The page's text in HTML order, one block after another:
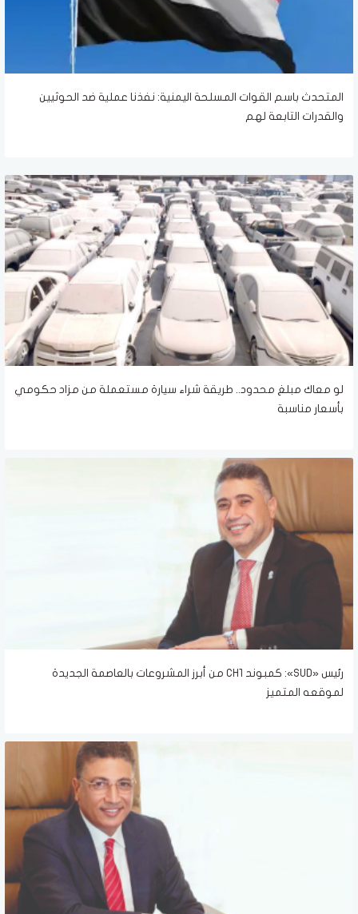
المتحدث باسم القوات المسلحة اليمنية: نفذنا عملية ضد الحوثيين
والقدرات التابعة لهم
لو معاك مبلغ محدود.. طريقة شراء سيارة مستعملة من مزاد حكومي
بأسعار مناسبة
رئيس «SUD»: كمبوند CH1 من أبرز المشروعات بالعاصمة الجديدة
لموقعه المتميز